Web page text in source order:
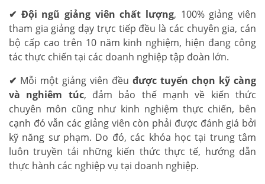
✔ Đội ngũ giảng viên chất lượng, 100% giảng viên
tham gia giảng dạy trực tiếp đều là các chuyên gia, cán
bộ cấp cao trên 10 năm kinh nghiệm, hiện đang công
tác thực chiến tại các doanh nghiệp tập đoàn lớn.
✔ Mỗi một giảng viên đều được tuyển chọn kỹ càng
và nghiêm túc, đảm bảo thế mạnh về kiến thức
chuyên môn cũng như kinh nghiệm thực chiến, bên
cạnh đó vẫn các giảng viên còn phải được đánh giá bởi
kỹ năng sư phạm. Do đó, các khóa học tại trung tâm
luôn truyền tải những kiến thức thực tế, hướng dẫn
thực hành các nghiệp vụ tại doanh nghiệp.